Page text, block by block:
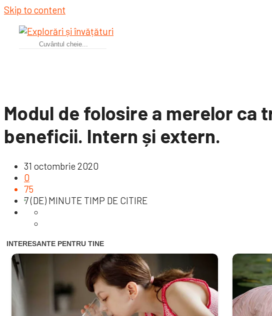
Skip to content
Modul de folosire a merelor ca
beneficii. Intern și extern.
31 octombrie 2020
0
75
7 (DE) MINUTE TIMP DE CITIRE